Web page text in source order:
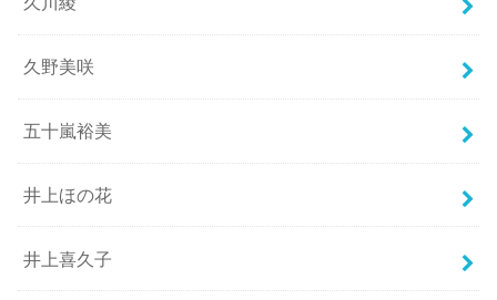
久野美咲
五十嵐裕美
井上ほの花
井上喜久子